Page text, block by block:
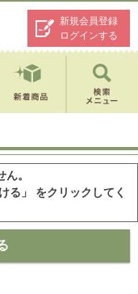
新規会員登録
ログインする
。
る」 をクリックしてく